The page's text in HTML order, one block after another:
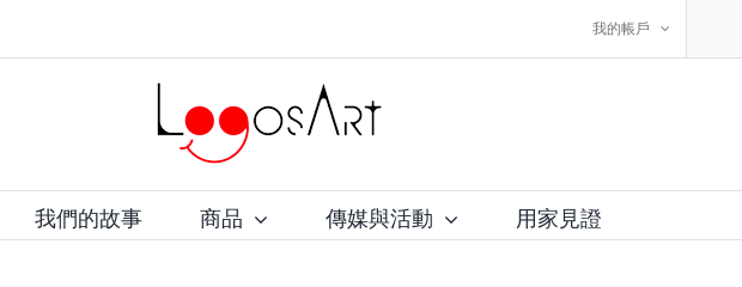
我的帳戶
我們的故事 商品 傳媒與活動 用家見證